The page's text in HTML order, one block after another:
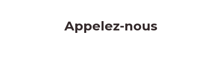
Appelez-nous